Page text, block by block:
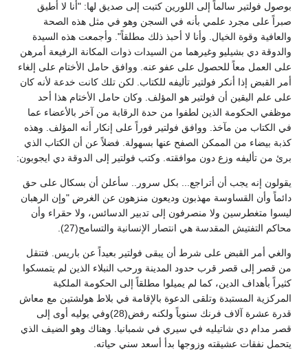
بوصول فولتير سالماً إلى اللورين كتبت إلى صديق لها: "أنا لا أطيق
صبراً على مجرد علمي بأنه في السجن وهو في مثل هذه الصحة
والعافية وقوة الخيال. وأنا لا أحبذ ذلك مطلقاً". وأجمعت هذه السيدة
والدوقة دي بشيليو وغيرهما من السيدات ذوات المكانة الرفيعة أمرهن
على العمل معاً للحصول على عفو عنه. ووافق حامل الأختام على إلغاء
أمر القبض إذا أنكر فولتير تأليفه للكتاب. لكن تلك كانت خدعة لأنه كان
على علم اليقين أن فولتير هو المؤلف. وكان حامل الأختام هذا أحد
موظفي الحكومة الذين لطفوا من حدة الرقابة من آخر بالأعضاء عما
في الكتاب من مآخذ. ووافق فولتير فوراً على إنكار أنه المؤلف. وهذه
كذبة بيضاء من الممكن الصفح عنها بسهولة. فضلاً عن أن الكتاب الذي
برئ من تأليفه وزع دون موافقته. وكتب فولتير إلى الدوقة دي ايجوبون:
يقولون إنه يجب أن أتراجع... بكل سرور.. سأعلن أن بسكال على حق
دائماً وأن القساوسة مهذبون وديعون منزهون عن الغرض "وإن الرهبان
ليسوا متغطرسين ولا منصرفون إلى تدبير الدسائس، ولا حقراء وأن
محاكم التفتيش المقدسة هي انتصار الإنسانية والتسامح(27).
والغي أمر القبض على شرط أن يبقى فولتير بعيداً عن باريس. فتنقل
من قصر إلى قصر قرب حدود المدينة ورحب النبلاء الذين لم يتمسكوا
كثيراً بأهداف الدين، كما لم يميلوا مطلقاً إلى الحكومة الملكية
المركزية المستبدة وتلقى الدعوة بالإقامة في بلاط هولشتين مع معاش
قدرة عشرة آلاف فرنك سنوياً ولكنه رفض(28)وفي يوليه أوى إلى
قصر مدام دي شاتيليه في سيري في شمبانيا. وهناك وهو الضيف الذي
يتحمل نفقات عشيقته وزوجها بدأ أسعد سني حياته.